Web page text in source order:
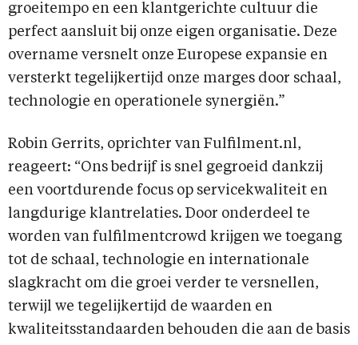
groeitempo en een klantgerichte cultuur die
perfect aansluit bij onze eigen organisatie. Deze
overname versnelt onze Europese expansie en
versterkt tegelijkertijd onze marges door schaal,
technologie en operationele synergiën.”
Robin Gerrits, oprichter van Fulfilment.nl,
reageert: “Ons bedrijf is snel gegroeid dankzij
een voortdurende focus op servicekwaliteit en
langdurige klantrelaties. Door onderdeel te
worden van fulfilmentcrowd krijgen we toegang
tot de schaal, technologie en internationale
slagkracht om die groei verder te versnellen,
terwijl we tegelijkertijd de waarden en
kwaliteitsstandaarden behouden die aan de basis